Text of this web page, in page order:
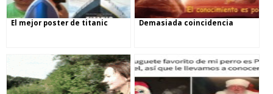
El mejor poster de titanic Demasiada coincidencia